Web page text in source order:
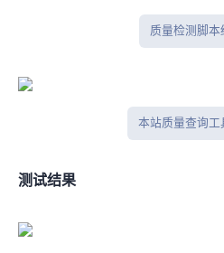
IP质量检测脚
本站IP质量查询
IPlark测试结果